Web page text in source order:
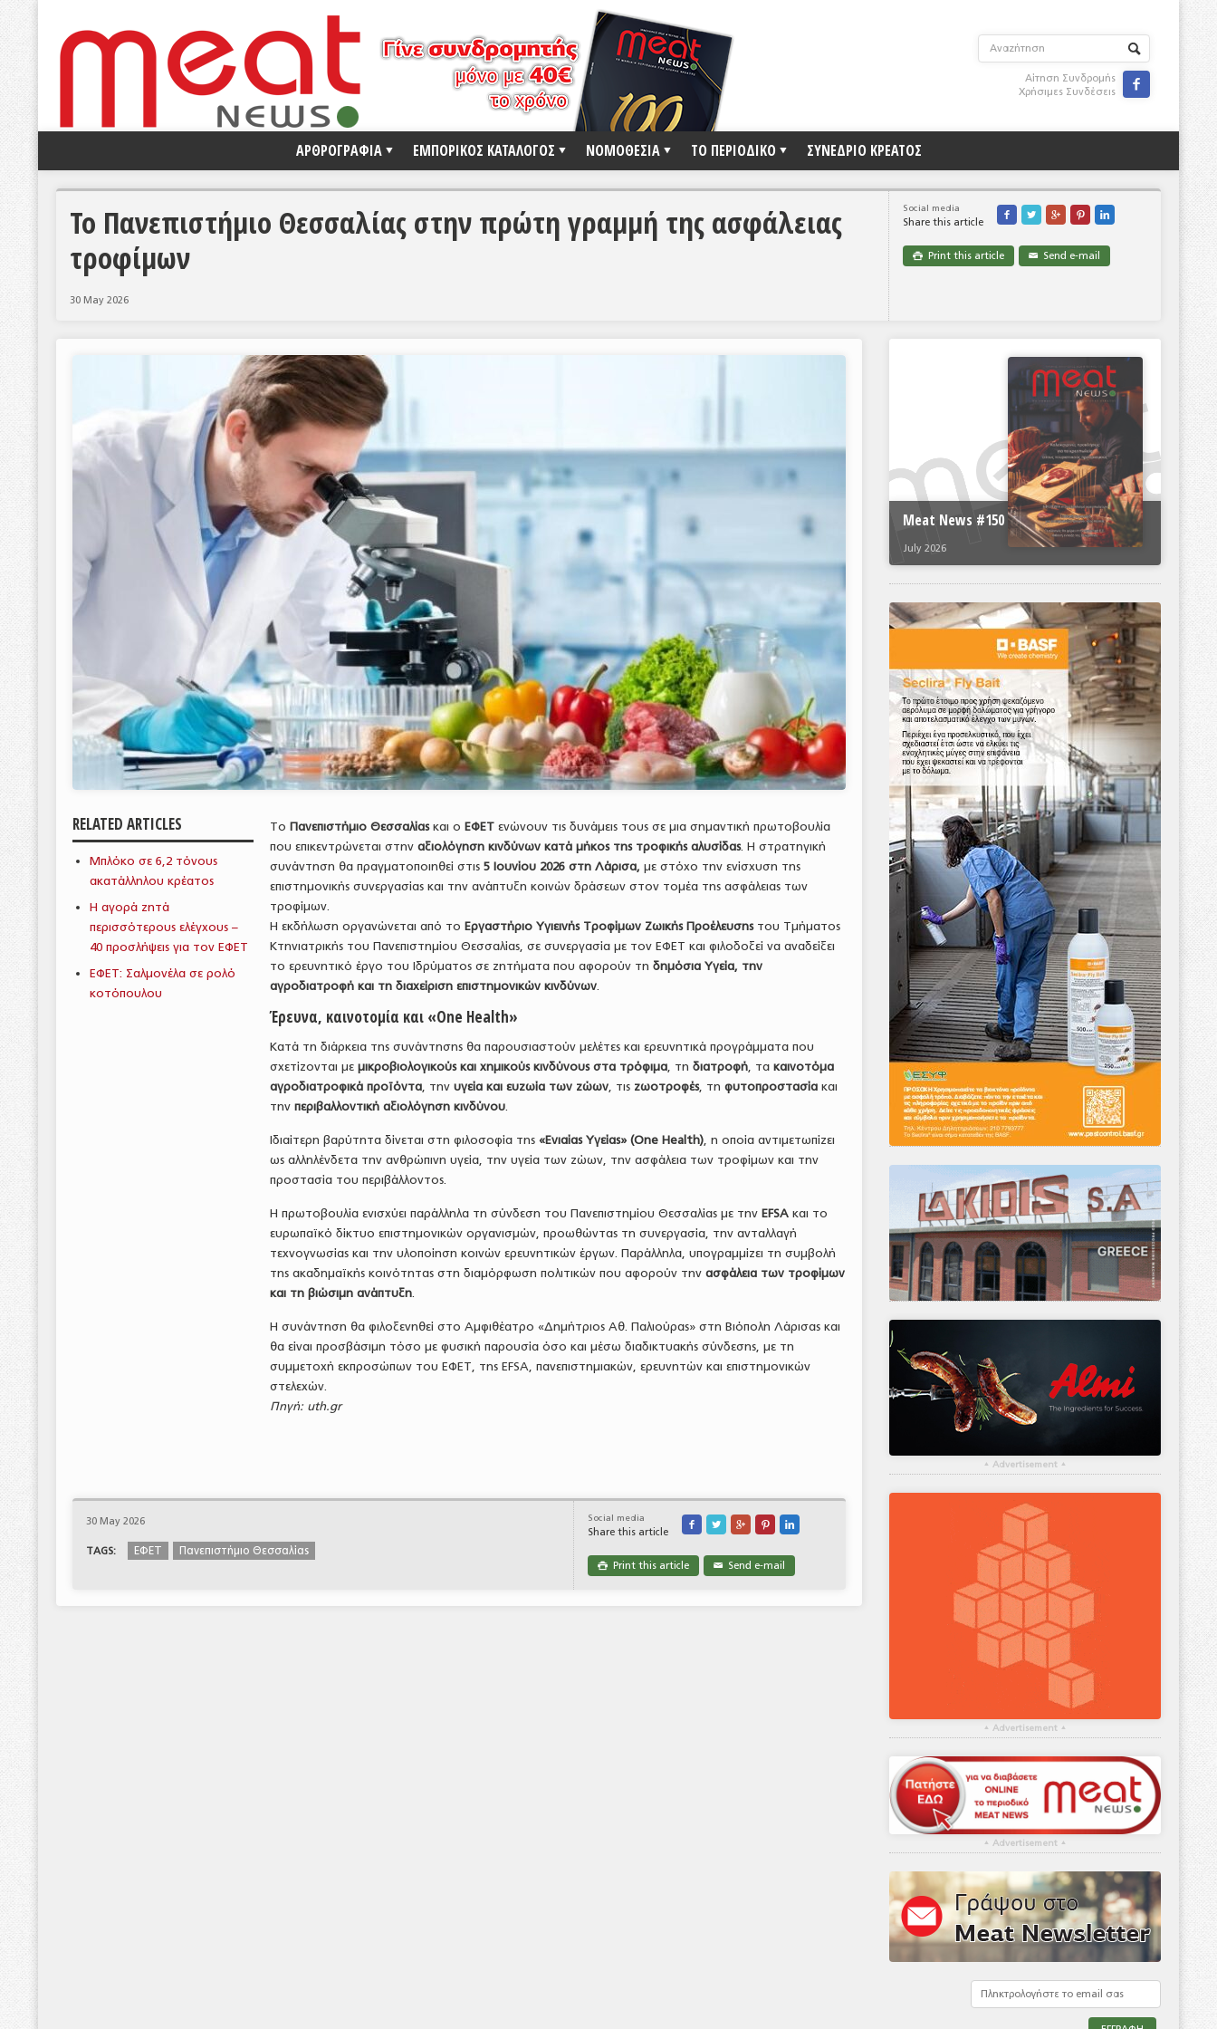
Αίτηση Συνδρομής
Χρήσιμες Συνδέσεις

ΑΡΘΡΟΓΡΑΦΙΑ ΕΜΠΟΡΙΚΟΣ ΚΑΤΑΛΟΓΟΣ ΝΟΜΟΘΕΣΙΑ ΤΟ ΠΕΡΙΟΔΙΚΟ ΣΥΝΕΔΡΙΟ ΚΡΕΑΤΟΣ
Social media
Share this article
    
 Print this article ✉ Send e-mail
Το Πανεπιστήμιο Θεσσαλίας στην πρώτη γραμμή της ασφάλειας
τροφίμων
30 May 2026
RELATED ARTICLES
Μπλόκο σε 6,2 τόνους
ακατάλληλου κρέατος
Η αγορά ζητά
περισσότερους ελέγχους –
40 προσλήψεις για τον ΕΦΕΤ
ΕΦΕΤ: Σαλμονέλα σε ρολό
κοτόπουλου
Το Πανεπιστήμιο Θεσσαλίαςκαι ο ΕΦΕΤ ενώνουν τις δυνάμεις τους σε μια σημαντική πρωτοβουλία
που επικεντρώνεται στηναξιολόγηση κινδύνων κατά μήκος της τροφικής αλυσίδας. Η στρατηγική
συνάντηση θα πραγματοποιηθεί στις5 Ιουνίου 2026 στη Λάρισα,με στόχο την ενίσχυση της
επιστημονικής συνεργασίας και την ανάπτυξη κοινών δράσεων στον τομέα της ασφάλειας των
τροφίμων.
Η εκδήλωση οργανώνεται από το Εργαστήριο Υγιεινής Τροφίμων Ζωικής Προέλευσηςτου Τμήματος
Κτηνιατρικής του Πανεπιστημίου Θεσσαλίας, σε συνεργασία με τον ΕΦΕΤ και φιλοδοξεί να αναδείξει
το ερευνητικό έργο του Ιδρύματος σε ζητήματα που αφορούν τηδημόσια Υγεία, την
αγροδιατροφή και τη διαχείριση επιστημονικών κινδύνων.
Έρευνα, καινοτομία και «One Health»
Κατά τη διάρκεια της συνάντησης θα παρουσιαστούν μελέτες και ερευνητικά προγράμματα που
σχετίζονται μεμικροβιολογικούς και χημικούς κινδύνους στα τρόφιμα, τηδιατροφή, τακαινοτόμα
αγροδιατροφικά προϊόντα, τηνυγεία και ευζωία των ζώων, τις ζωοτροφές, τηφυτοπροστασία και
τηνπεριβαλλοντική αξιολόγηση κινδύνου.
Ιδιαίτερη βαρύτητα δίνεται στη φιλοσοφία της«Ενιαίας Υγείας» (One Health), η οποία αντιμετωπίζει
ως αλληλένδετα την ανθρώπινη υγεία, την υγεία των ζώων, την ασφάλεια των τροφίμων και την
προστασία του περιβάλλοντος.
Η πρωτοβουλία ενισχύει παράλληλα τη σύνδεση του Πανεπιστημίου Θεσσαλίας με την EFSA και το
ευρωπαϊκό δίκτυο επιστημονικών οργανισμών, προωθώντας τη συνεργασία, την ανταλλαγή
τεχνογνωσίας και την υλοποίηση κοινών ερευνητικών έργων. Παράλληλα, υπογραμμίζει τη συμβολή
της ακαδημαϊκής κοινότητας στη διαμόρφωση πολιτικών που αφορούν τηνασφάλεια των τροφίμων
και τη βιώσιμη ανάπτυξη.
Η συνάντηση θα φιλοξενηθεί στο Αμφιθέατρο «Δημήτριος Αθ. Παλιούρας» στη Βιόπολη Λάρισας και
θα είναι προσβάσιμη τόσο με φυσική παρουσία όσο και μέσω διαδικτυακής σύνδεσης, με τη
συμμετοχή εκπροσώπων του ΕΦΕΤ, της EFSA, πανεπιστημιακών, ερευνητών και επιστημονικών
στελεχών.
Πηγή: uth.gr
Social media
Share this article
    
 Print this article ✉ Send e-mail
30 May 2026
TAGS: ΕΦΕΤ Πανεπιστήμιο Θεσσαλίας
Meat News #150
July 2026
▴ Advertisement ▴
▴ Advertisement ▴
▴ Advertisement ▴